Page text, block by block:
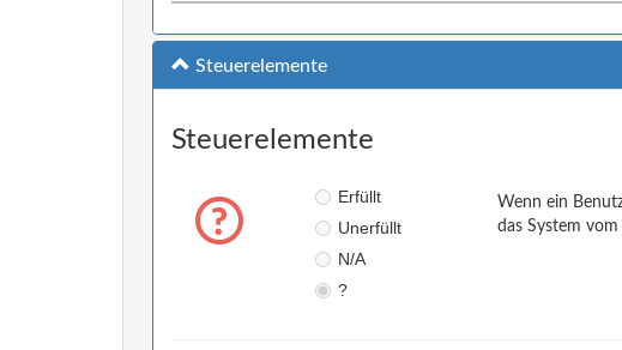
Steuerelemente
Steuerelemente
Erfüllt
Unerfüllt
N/A
?
Wenn ein
das System